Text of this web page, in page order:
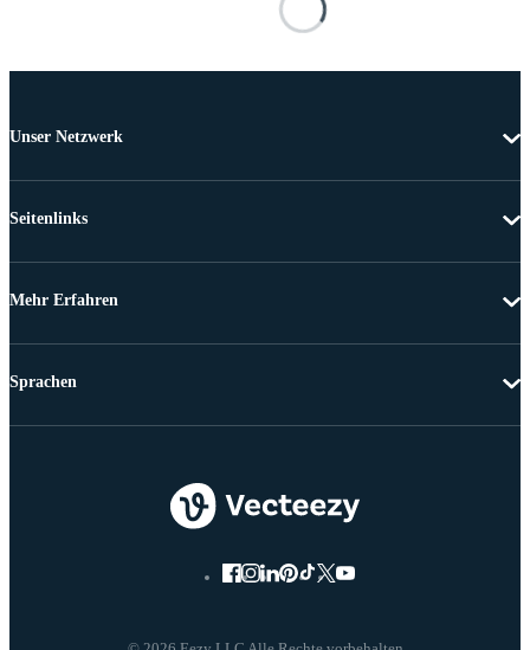
Unser Netzwerk
Seitenlinks
Mehr Erfahren
Sprachen